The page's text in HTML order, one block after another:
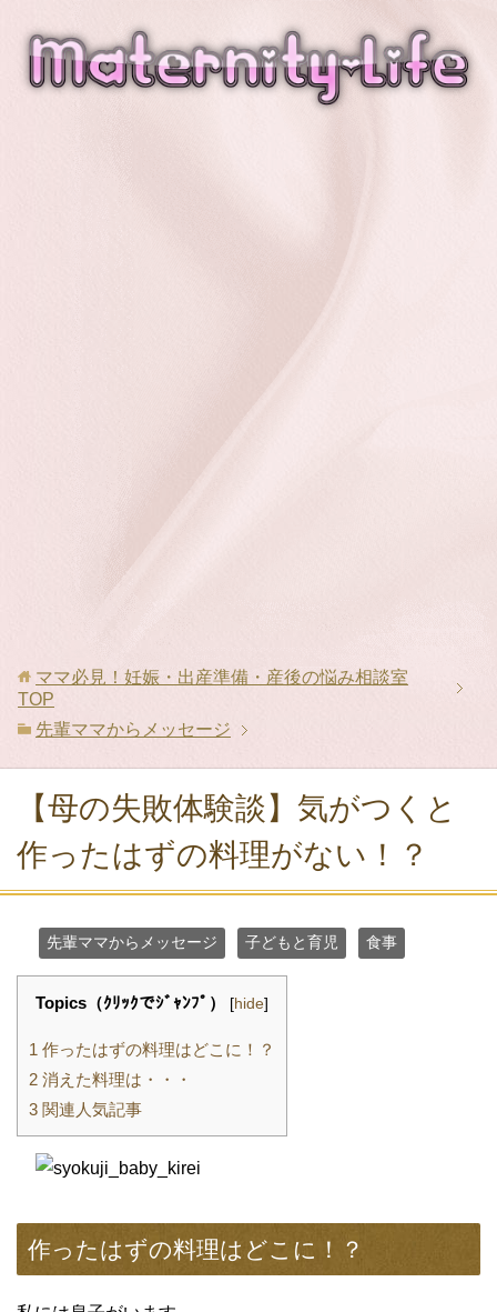
ママ必見！妊娠・出産準備・産後の悩み相談室
TOP
先輩ママからメッセージ
【母の失敗体験談】気がつくと
作ったはずの料理がない！？
先輩ママからメッセージ 子どもと育児 食事
Topics（ｸﾘｯｸでｼﾞｬﾝﾌﾟ） [hide]
1 作ったはずの料理はどこに！？
2 消えた料理は・・・
3 関連人気記事
作ったはずの料理はどこに！？